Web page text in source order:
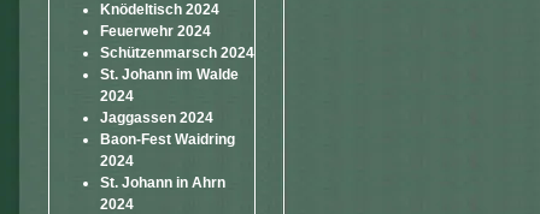
Knödeltisch 2024
Feuerwehr 2024
Schützenmarsch 2024
St. Johann im Walde
2024
Jaggassen 2024
Baon-Fest Waidring
2024
St. Johann in Ahrn
2024